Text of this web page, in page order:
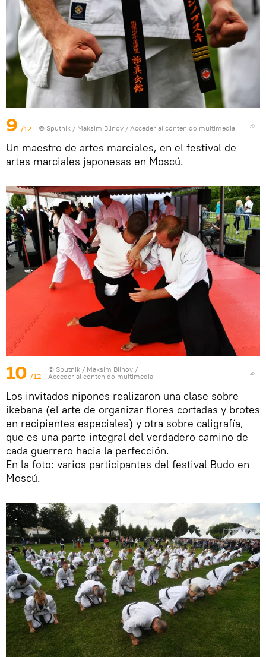
9 /12 © Sputnik / Maksim Blinov / Acceder al contenido multimedia
Un maestro de artes marciales, en el festival de
artes marciales japonesas en Moscú.
10 /12
© Sputnik / Maksim Blinov /
Acceder al contenido multimedia
Los invitados nipones realizaron una clase sobre
ikebana (el arte de organizar flores cortadas y brotes
en recipientes especiales) y otra sobre caligrafía,
que es una parte integral del verdadero camino de
cada guerrero hacia la perfección.
En la foto: varios participantes del festival Budo en
Moscú.